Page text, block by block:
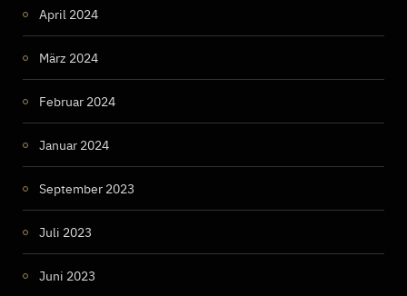
April 2024
März 2024
Februar 2024
Januar 2024
September 2023
Juli 2023
Juni 2023